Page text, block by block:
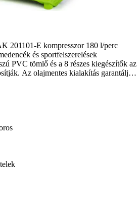
201101-E kompresszor 180 l/perc
és sportfelszerelések
PVC tömlő és a 8 részes kiegészítők az
Az olajmentes kialakítás garantálja